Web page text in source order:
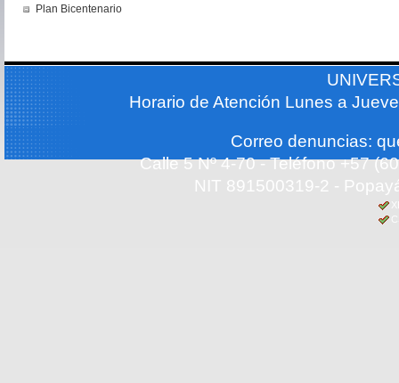
Plan Bicentenario
Horario de Atención Lunes a
Correo denuncias:
Calle 5 Nº 4-70 - Teléfono +57
NIT 891500319-2 -